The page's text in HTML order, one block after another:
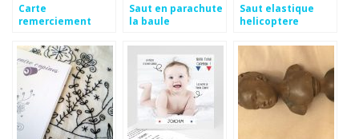
Carte
remerciement
Saut en parachute
la baule
Saut elastique
helicoptere